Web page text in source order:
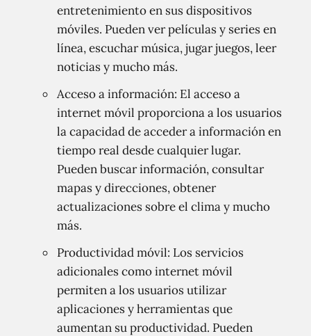
entretenimiento en sus dispositivos
móviles. Pueden ver películas y series en
línea, escuchar música, jugar juegos, leer
noticias y mucho más.
Acceso a información: El acceso a
internet móvil proporciona a los usuarios
la capacidad de acceder a información en
tiempo real desde cualquier lugar.
Pueden buscar información, consultar
mapas y direcciones, obtener
actualizaciones sobre el clima y mucho
más.
Productividad móvil: Los servicios
adicionales como internet móvil
permiten a los usuarios utilizar
aplicaciones y herramientas que
aumentan su productividad. Pueden